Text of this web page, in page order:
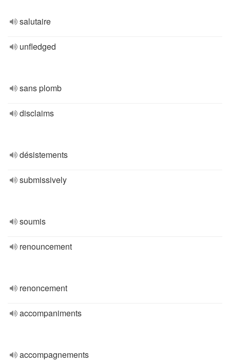
salutaire
unfledged
sans plomb
disclaims
désistements
submissively
soumis
renouncement
renoncement
accompaniments
accompagnements